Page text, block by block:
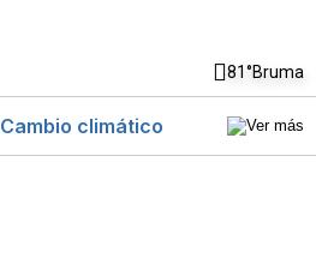
81°Bruma
Cambio climático